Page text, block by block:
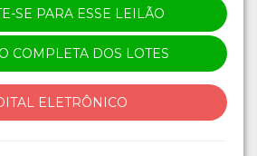
SE PARA ESSE LEILÃO
COMPLETA DOS LOTES
ELETRÔNICO